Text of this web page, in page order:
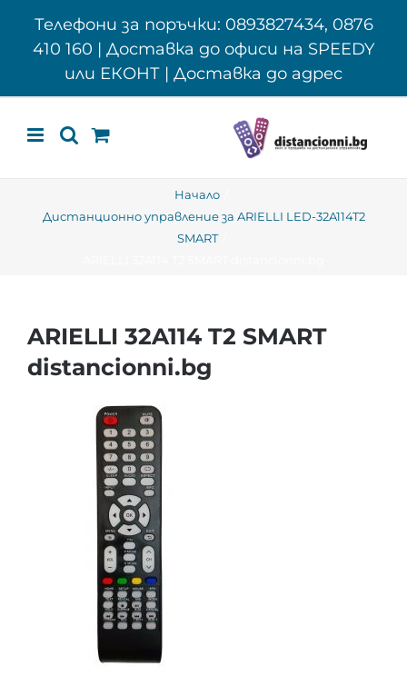
Телефони за поръчки: 0893827434, 0876
410 160 | Доставка до офиси на SPEEDY
или ЕКОНТ | Доставка до адрес
Начало
Дистанционно управление за ARIELLI LED-32A114T2
SMART
ARIELLI 32A114 T2 SMART
distancionni.bg